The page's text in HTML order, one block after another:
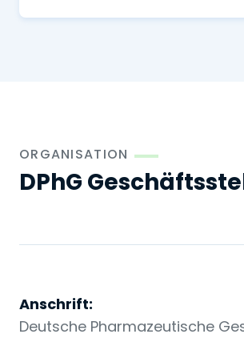
ORGANISATION
DPhG
Anschrift:
Deutsche Pharmazeutische